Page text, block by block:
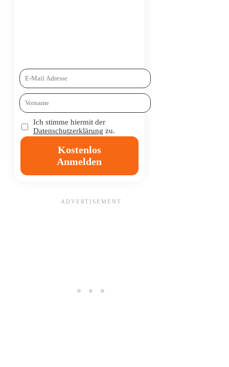
Ich stimme hiermit der
Datenschutzerklärung zu.
Kostenlos
Anmelden